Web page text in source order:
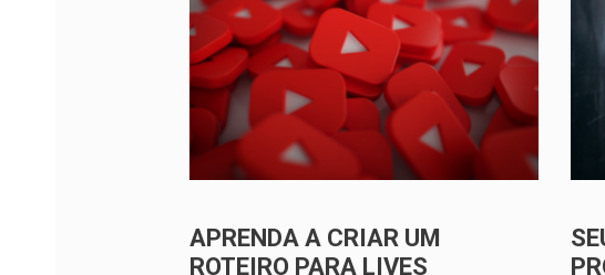
APRENDA A CRIAR UM
ROTEIRO PARA LIVES